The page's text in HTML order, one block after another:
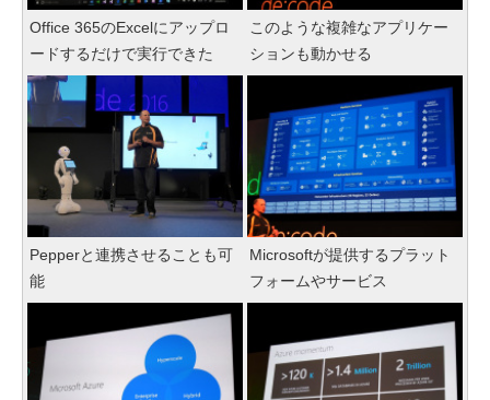
Office 365のExcelにアップロ
ードするだけで実行できた
このような複雑なアプリケー
ションも動かせる
Pepperと連携させることも可
能
Microsoftが提供するプラット
フォームやサービス